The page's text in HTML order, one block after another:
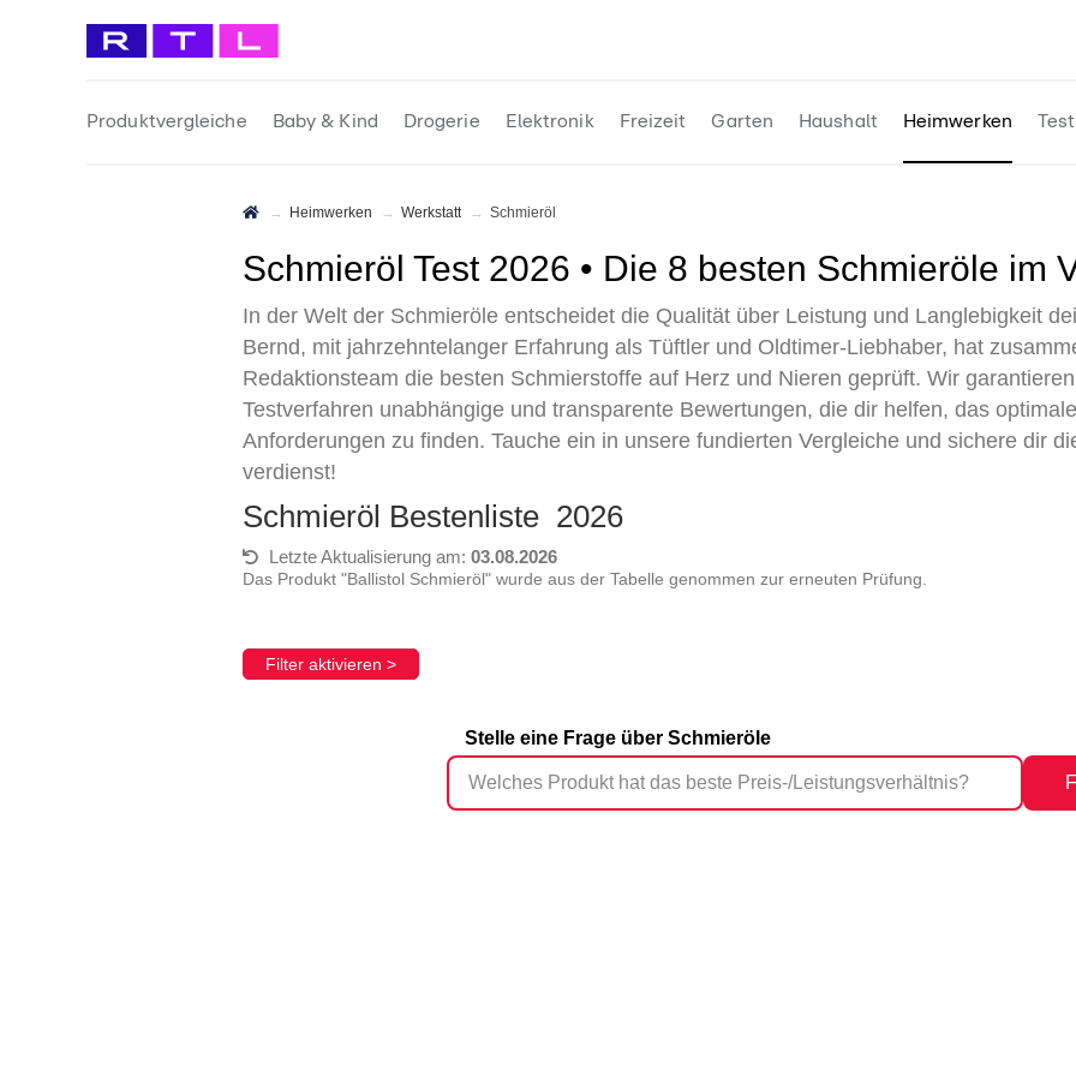
Produktvergleiche Baby & Kind Drogerie Elektronik Freizeit Garten Haushalt Heimwerken
Heimwerken Werkstatt Schmieröl
Schmieröl Test 2026 • Die 8 besten Schmieröle im
In der Welt der Schmieröle entscheidet die Qualität über Leistung und Langlebigkeit
Bernd, mit jahrzehntelanger Erfahrung als Tüftler und Oldtimer-Liebhaber, hat
Redaktionsteam die besten Schmierstoffe auf Herz und Nieren geprüft. Wir
Testverfahren unabhängige und transparente Bewertungen, die dir helfen, das
Anforderungen zu finden. Tauche ein in unsere fundierten Vergleiche und sichere dir
verdienst!
Schmieröl Bestenliste 2026
Letzte Aktualisierung am: 03.08.2026
Das Produkt "Ballistol Schmieröl" wurde aus der Tabelle genommen zur erneuten Prüfung.
Filter aktivieren >
Stelle eine Frage über Schmieröle